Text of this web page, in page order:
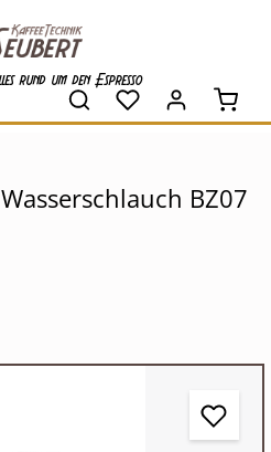
rund um den Espresso
BZ07